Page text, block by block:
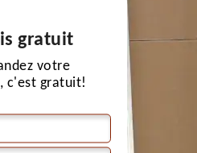
gratuit
votre
c'est gratuit!